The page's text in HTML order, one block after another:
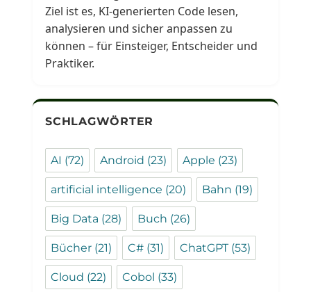
Ziel ist es, KI-generierten Code lesen,
analysieren und sicher anpassen zu
können – für Einsteiger, Entscheider und
Praktiker.
SCHLAGWÖRTER
AI (72) Android (23) Apple (23)
artificial intelligence (20) Bahn (19)
Big Data (28) Buch (26)
Bücher (21) C# (31) ChatGPT(53)
Cloud (22) Cobol (33)